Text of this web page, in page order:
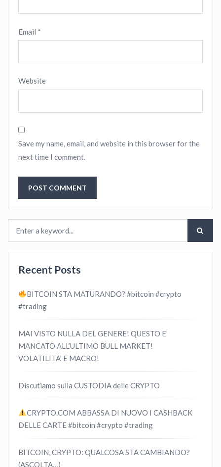
Email *
Website
Save my name, email, and website in this browser for the
next time I comment.
Recent Posts
BITCOIN STA MATURANDO? #bitcoin #crypto
#trading
MAI VISTO NULLA DEL GENERE! QUESTO E’
MANCATO ALL’ULTIMO BULL MARKET!
VOLATILITA’ E MACRO!
Discutiamo sulla CUSTODIA delle CRYPTO
CRYPTO.COM ABBASSA DI NUOVO I CASHBACK
DELLE CARTE #bitcoin #crypto #trading
BITCOIN, CRYPTO: QUALCOSA STA CAMBIANDO?
(ASCOLTA…)